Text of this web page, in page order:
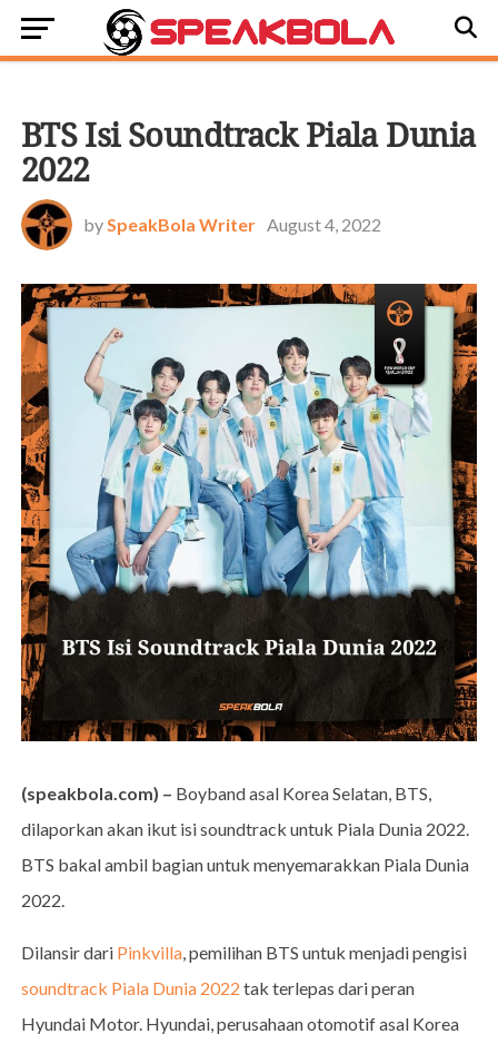
BTS Isi Soundtrack Piala Dunia
2022
bySpeakBola Writer August 4, 2022
(speakbola.com) – Boyband asal Korea Selatan, BTS,
dilaporkan akan ikut isi soundtrack untuk Piala Dunia 2022.
BTS bakal ambil bagian untuk menyemarakkan Piala Dunia
2022.
Dilansir dari Pinkvilla, pemilihan BTS untuk menjadi pengisi
soundtrack Piala Dunia 2022 tak terlepas dari peran
Hyundai Motor. Hyundai, perusahaan otomotif asal Korea